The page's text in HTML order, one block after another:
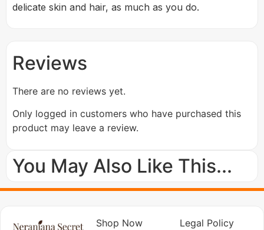
delicate skin and hair, as much as you do.
Reviews
There are no reviews yet.
Only logged in customers who have purchased this
product may leave a review.
You May Also Like This...
Shop Now Legal Policy